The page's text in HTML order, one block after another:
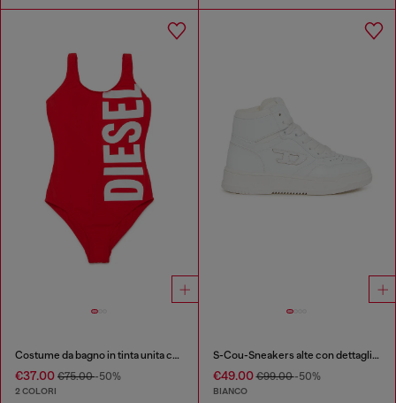
Costume da bagno in tinta unita con maxi logo
€37.00 €75.00-50%
2 COLORI
S-Cou-Sneakers alte con dettaglio D
€49.00€99.00-50%
BIANCO